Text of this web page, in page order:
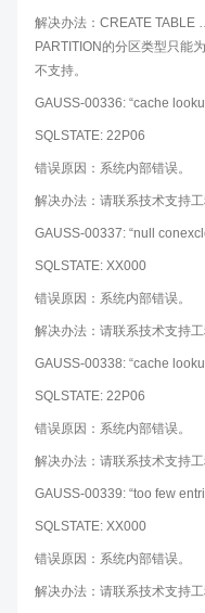
解决办法：CREATE
PARTITION的分区类型只能
不支持。
GAUSS-00336: “cache
SQLSTATE: 22P06
错误原因：系统内部错误。
解决办法：请联系技术支持工
GAUSS-00337: “null
SQLSTATE: XX000
错误原因：系统内部错误。
解决办法：请联系技术支持工
GAUSS-00338: “cache
SQLSTATE: 22P06
错误原因：系统内部错误。
解决办法：请联系技术支持工
GAUSS-00339: “too few
SQLSTATE: XX000
错误原因：系统内部错误。
解决办法：请联系技术支持工